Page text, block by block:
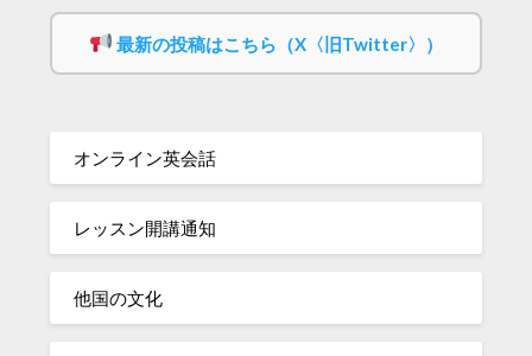
最新の投稿はこちら（X〈旧Twitter〉）
オンライン英会話
レッスン開講通知
他国の文化